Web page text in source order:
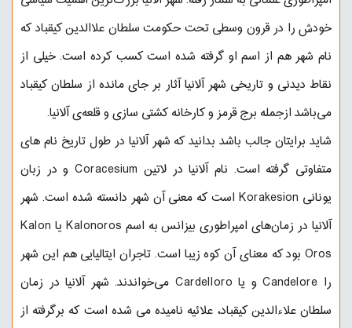
خودش را در قرون وسطی تحت حکومت سلطان علاالدین کیقباد که
نام شهر هم از اسم او گرفته شده است کسب کرده است. خیلی از
نقاط دیدنی و تاریخی شهر آلانیا آثار بر جای مانده از سلطان کیقباد
می‌باشد ازجمله برج قرمز و کارخانه کشتی سازی و قلعه‌ی آلانیا.
شاید برایتان جالب باشد بدانید که شهر آلانیا در طول تاریخ نام های
متفاوتی گرفته است. نام آلانیا در لاتین Coracesium و در زبان
یونانی Korakesion است که معنی آن شهر دانسته شده است. شهر
آلانیا در زمان‌های امپراطوری بیزانس به اسم Kalonoros یا Kalon
Oros بود که معنای آن کوه زیبا است. تاجران ایتالیایی هم این شهر
را Candelore و یا Cardelloro می‌خواندند. شهر آلانیا در زمان
سلطان علاءالدین کیقباد، علائیه نامیده می شده است که برگرفته از